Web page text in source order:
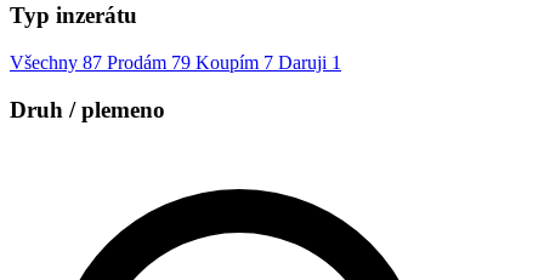
Typ inzerátu
Všechny 87 Prodám 79 Koupím 7 Daruji 1
Druh / plemeno